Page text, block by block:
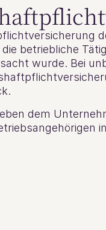
betriebliche
wurde. Bei
dem